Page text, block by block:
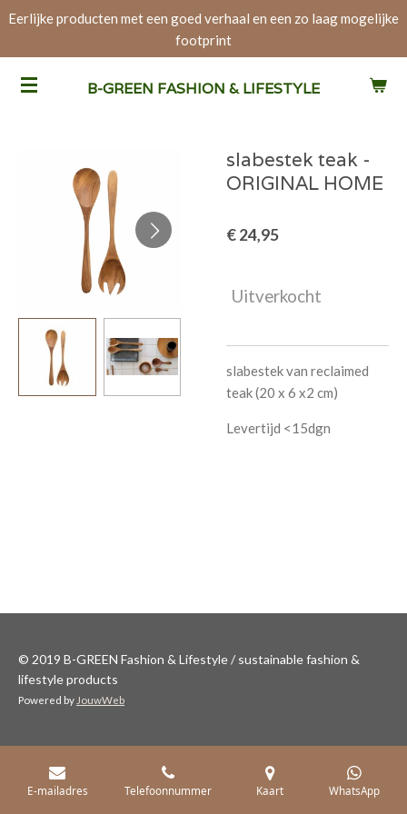
Ga
naar
de
B-GREEN FASHION & LIFESTYLE
Eerlijke producten met een goed verhaal en een zo laag mogelijke
footprint
slabestek teak -
ORIGINAL HOME
€ 24,95
Uitverkocht
slabestek van reclaimed
teak (20 x 6 x2 cm)
Levertijd <15dgn
© 2019 B-GREEN Fashion & Lifestyle / sustainable fashion &
lifestyle products
Powered by JouwWeb
E-mailadres Telefoonnummer Kaart WhatsApp